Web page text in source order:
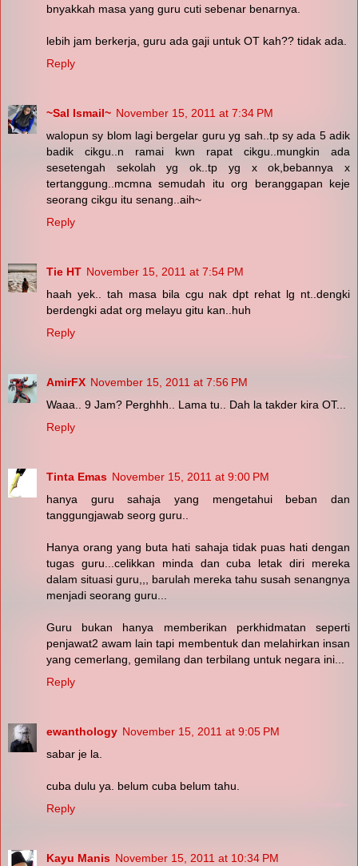
bnyakkah masa yang guru cuti sebenar benarnya.
lebih jam berkerja, guru ada gaji untuk OT kah?? tidak ada.
Reply
~Sal Ismail~ November 15, 2011 at 7:34 PM
walopun sy blom lagi bergelar guru yg sah..tp sy ada 5 adik
badik cikgu..n ramai kwn rapat cikgu..mungkin ada
sesetengah sekolah yg ok..tp yg x ok,bebannya x
tertanggung..mcmna semudah itu org beranggapan keje
seorang cikgu itu senang..aih~
Reply
Tie HT November 15, 2011 at 7:54 PM
haah yek.. tah masa bila cgu nak dpt rehat lg nt..dengki
berdengki adat org melayu gitu kan..huh
Reply
AmirFX November 15, 2011 at 7:56 PM
Waaa.. 9 Jam? Perghhh.. Lama tu.. Dah la takder kira OT...
Reply
Tinta Emas November 15, 2011 at 9:00 PM
hanya guru sahaja yang mengetahui beban dan
tanggungjawab seorg guru..
Hanya orang yang buta hati sahaja tidak puas hati dengan
tugas guru...celikkan minda dan cuba letak diri mereka
dalam situasi guru,,, barulah mereka tahu susah senangnya
menjadi seorang guru...
Guru bukan hanya memberikan perkhidmatan seperti
penjawat2 awam lain tapi membentuk dan melahirkan insan
yang cemerlang, gemilang dan terbilang untuk negara ini...
Reply
ewanthology November 15, 2011 at 9:05 PM
sabar je la.
cuba dulu ya. belum cuba belum tahu.
Reply
Kayu Manis November 15, 2011 at 10:34 PM